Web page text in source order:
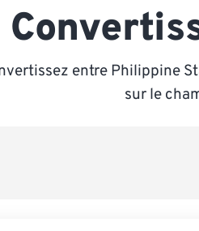
entre Philippine
sur le